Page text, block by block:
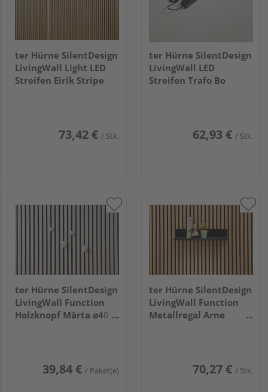
ter Hürne SilentDesign
LivingWall Light LED
Streifen Eirik Stripe
73,42 € / Stk.
ter Hürne SilentDesign
LivingWall LED
Streifen Trafo Bo
62,93 € / Stk.
ter Hürne SilentDesign
LivingWall Function
Holzknopf Märta ⌀40
39,84 € / Paket(e)
ter Hürne SilentDesign
LivingWall Function
Metallregal Arne
70,27 € / Stk.